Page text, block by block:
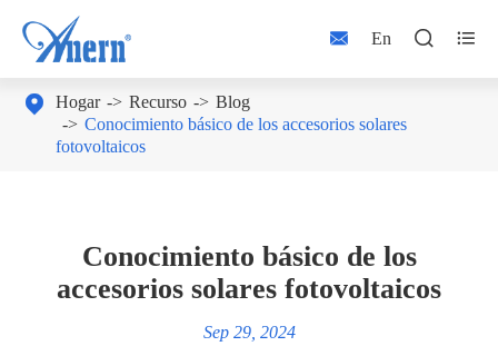
 En  
 Hogar Recurso
Blog
Conocimiento básico de los accesorios solares
fotovoltaicos
Conocimiento básico de los
accesorios solares fotovoltaicos
Sep 29, 2024